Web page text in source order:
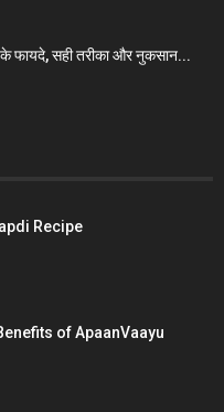
के फायदे, सही तरीका और नुकसान...
Recipe
Benefits of ApaanVaayu